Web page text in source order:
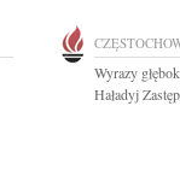
Wyrazy
Haładyj